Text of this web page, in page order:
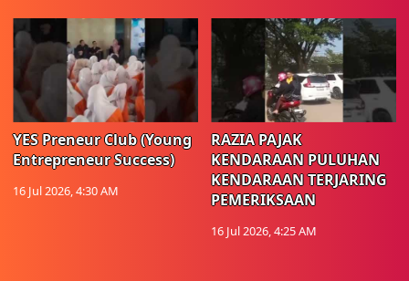
YES Preneur Club (Young
Entrepreneur Success)
16 Jul 2026, 4:30 AM
RAZIA PAJAK
KENDARAAN PULUHAN
KENDARAAN TERJARING
PEMERIKSAAN
16 Jul 2026, 4:25 AM